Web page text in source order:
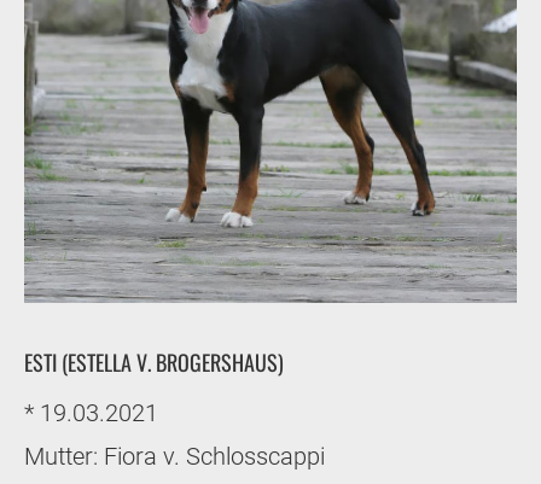
ESTI (ESTELLA V. BROGERSHAUS)
* 19.03.2021
Mutter: Fiora v. Schlosscappi